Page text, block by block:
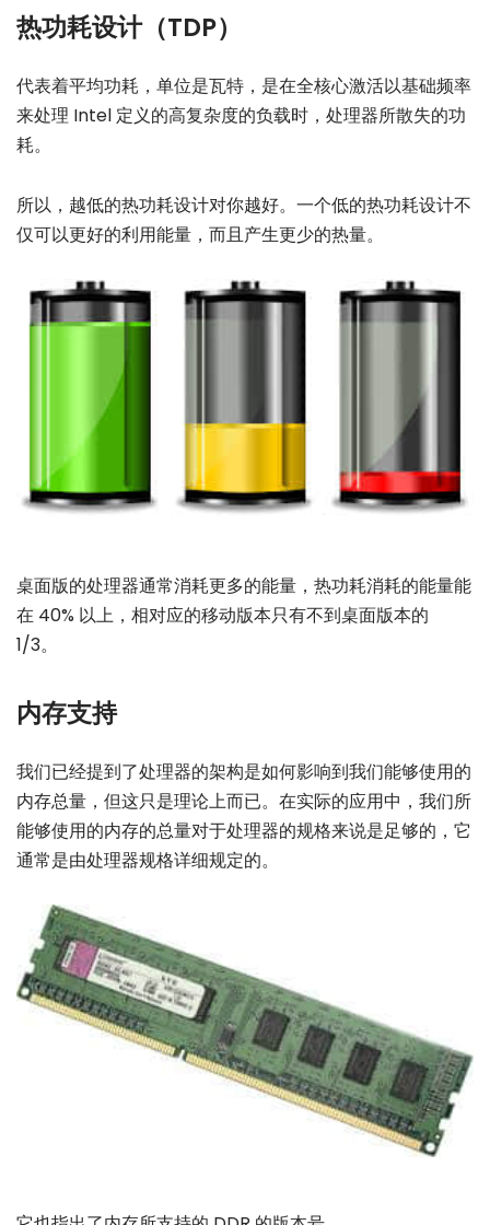
热功耗设计（TDP）
代表着平均功耗，单位是瓦特，是在全核心激活以基础频率
来处理 Intel 定义的高复杂度的负载时，处理器所散失的功
耗。
所以，越低的热功耗设计对你越好。一个低的热功耗设计不
仅可以更好的利用能量，而且产生更少的热量。
桌面版的处理器通常消耗更多的能量，热功耗消耗的能量能
在 40% 以上，相对应的移动版本只有不到桌面版本的
1/3。
内存支持
我们已经提到了处理器的架构是如何影响到我们能够使用的
内存总量，但这只是理论上而已。在实际的应用中，我们所
能够使用的内存的总量对于处理器的规格来说是足够的，它
通常是由处理器规格详细规定的。